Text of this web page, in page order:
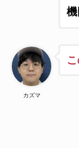
カズマ